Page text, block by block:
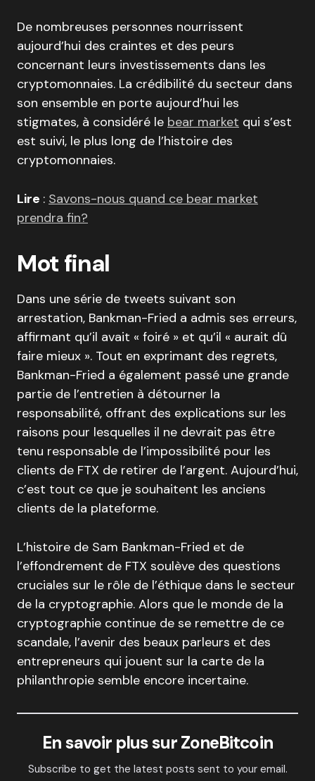
De nombreuses personnes nourrissent
aujourd’hui des craintes et des peurs
concernant leurs investissements dans les
cryptomonnaies. La crédibilité du secteur dans
son ensemble en porte aujourd’hui les
stigmates, à considéré le bear market qui s’est
est suivi, le plus long de l’histoire des
cryptomonnaies.
Lire : Savons-nous quand ce bear market
prendra fin?
Mot final
Dans une série de tweets suivant son
arrestation, Bankman-Fried a admis ses erreurs,
affirmant qu’il avait « foiré » et qu’il « aurait dû
faire mieux ». Tout en exprimant des regrets,
Bankman-Fried a également passé une grande
partie de l’entretien à détourner la
responsabilité, offrant des explications sur les
raisons pour lesquelles il ne devrait pas être
tenu responsable de l’impossibilité pour les
clients de FTX de retirer de l’argent. Aujourd’hui,
c’est tout ce que je souhaitent les anciens
clients de la plateforme.
L’histoire de Sam Bankman-Fried et de
l’effondrement de FTX soulève des questions
cruciales sur le rôle de l’éthique dans le secteur
de la cryptographie. Alors que le monde de la
cryptographie continue de se remettre de ce
scandale, l’avenir des beaux parleurs et des
entrepreneurs qui jouent sur la carte de la
philanthropie semble encore incertaine.
En savoir plus sur ZoneBitcoin
Subscribe to get the latest posts sent to your email.